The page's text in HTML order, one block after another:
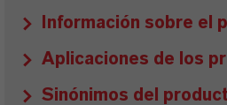
Información sobre el
Aplicaciones de los
Sinónimos del